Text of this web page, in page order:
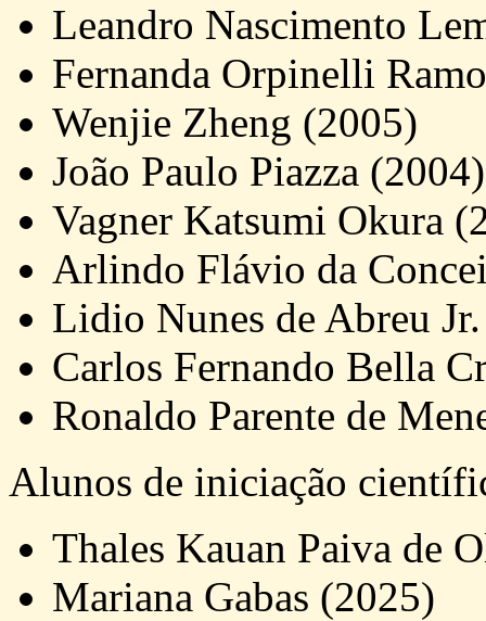
Leandro Nascimento
Fernanda Orpinelli
Wenjie Zheng (2005)
João Paulo Piazza (2004)
Vagner Katsumi Okura
Arlindo Flávio da
Lidio Nunes de Abreu
Carlos Fernando Bella
Ronaldo Parente de
Alunos de iniciação
Thales Kauan Paiva de
Mariana Gabas (2025)